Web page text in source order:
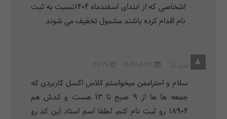
اشخاصی که از ابتدای اسفندماه 1404نسبت به ثبت
نام اقدام کرده باشند مشمول تخفیف می شوند
پری ناز 1404/08/22
21:19
سلام و احتراممن میخواستم کلاس اکسل کاربردی که
جمعه ها ها از ۹ صبح تا ۱۳ هست و کدش هم
۱۸۹۰۴ رو ثبت نام کنم، لطفا اسم استاد این کد رو